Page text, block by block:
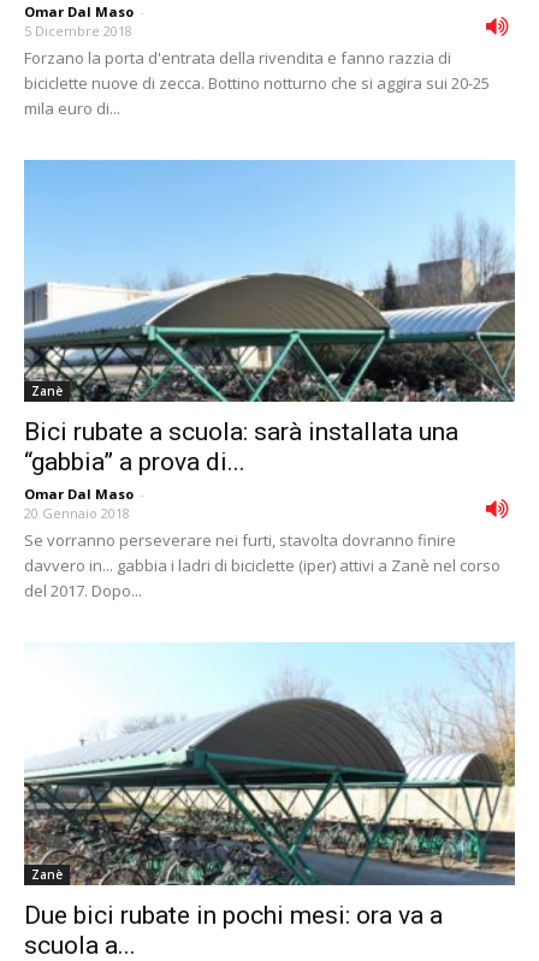
Omar Dal Maso -
5 Dicembre 2018
Forzano la porta d'entrata della rivendita e fanno razzia di
biciclette nuove di zecca. Bottino notturno che si aggira sui 20-25
mila euro di...
Zanè
Bici rubate a scuola: sarà installata una
“gabbia” a prova di...
Omar Dal Maso -
20 Gennaio 2018
Se vorranno perseverare nei furti, stavolta dovranno finire
davvero in... gabbia i ladri di biciclette (iper) attivi a Zanè nel corso
del 2017. Dopo...
Zanè
Due bici rubate in pochi mesi: ora va a
scuola a...